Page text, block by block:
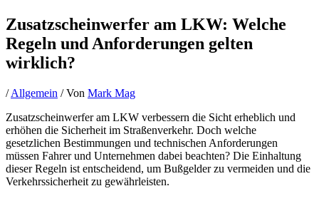
Zusatzscheinwerfer am LKW: Welche
Regeln und Anforderungen gelten
wirklich?
/Allgemein / Von Mark Mag
Zusatzscheinwerfer am LKW verbessern die Sicht erheblich und
erhöhen die Sicherheit im Straßenverkehr. Doch welche
gesetzlichen Bestimmungen und technischen Anforderungen
müssen Fahrer und Unternehmen dabei beachten? Die Einhaltung
dieser Regeln ist entscheidend, um Bußgelder zu vermeiden und die
Verkehrssicherheit zu gewährleisten.